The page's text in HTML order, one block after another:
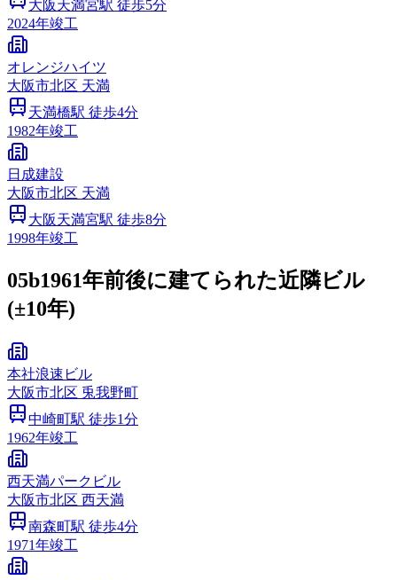
大阪天満宮駅 徒歩5分
2024年竣工
オレンジハイツ
大阪市北区 天満
天満橋駅 徒歩4分
1982年竣工
日成建設
大阪市北区 天満
大阪天満宮駅 徒歩8分
1998年竣工
05b1961年前後に建てられた近隣ビル
(±10年)
本社浪速ビル
大阪市北区 兎我野町
中崎町駅 徒歩1分
1962年竣工
西天満パークビル
大阪市北区 西天満
南森町駅 徒歩4分
1971年竣工